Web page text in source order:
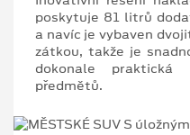
poskytuje 81 litrů
a navíc je vybaven
zátkou, takže je
dokonale
předmětů.